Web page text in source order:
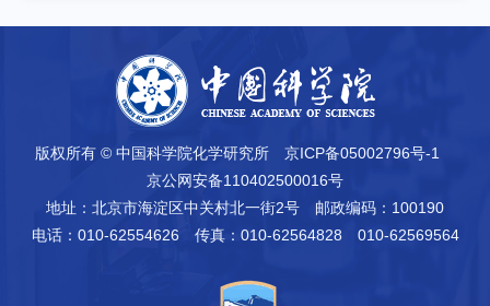
版权所有 © 中国科学院化学研究所
京ICP备05002796号-1
京公网安备110402500016号
地址：北京市海淀区中关村北一街2号
邮政编码：100190
电话：010-62554626
传真：010-62564828 010-62569564